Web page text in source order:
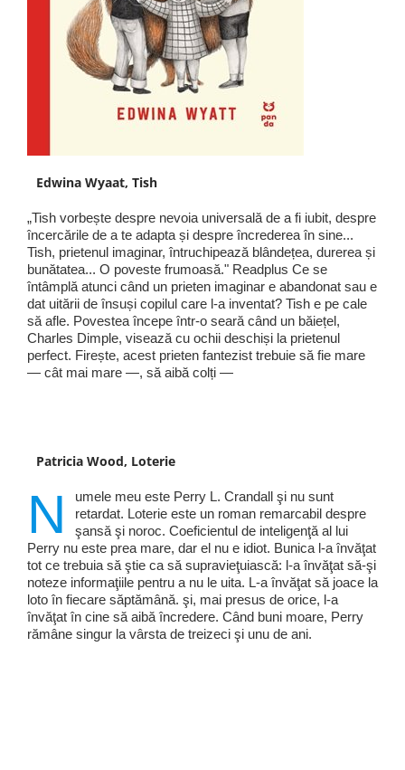
Edwina Wyaat, Tish
„Tish vorbește despre nevoia universală de a fi iubit, despre
încercările de a te adapta și despre încrederea în sine...
Tish, prietenul imaginar, întruchipează blândețea, durerea și
bunătatea... O poveste frumoasă." Readplus Ce se
întâmplă atunci când un prieten imaginar e abandonat sau e
dat uitării de însuși copilul care l-a inventat? Tish e pe cale
să afle. Povestea începe într-o seară când un băiețel,
Charles Dimple, visează cu ochii deschiși la prietenul
perfect. Firește, acest prieten fantezist trebuie să fie mare
— cât mai mare —, să aibă colți —
Patricia Wood, Loterie
N
umele meu este Perry L. Crandall şi nu sunt
retardat. Loterie este un roman remarcabil despre
şansă şi noroc. Coeficientul de inteligenţă al lui
Perry nu este prea mare, dar el nu e idiot. Bunica l-a învăţat
tot ce trebuia să ştie ca să supravieţuiască: l-a învăţat să-şi
noteze informaţiile pentru a nu le uita. L-a învăţat să joace la
loto în fiecare săptămână. şi, mai presus de orice, l-a
învăţat în cine să aibă încredere. Când buni moare, Perry
rămâne singur la vârsta de treizeci şi unu de ani.